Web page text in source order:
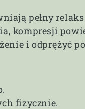
pełny
kompresji
i odprężyć
fizycznie.